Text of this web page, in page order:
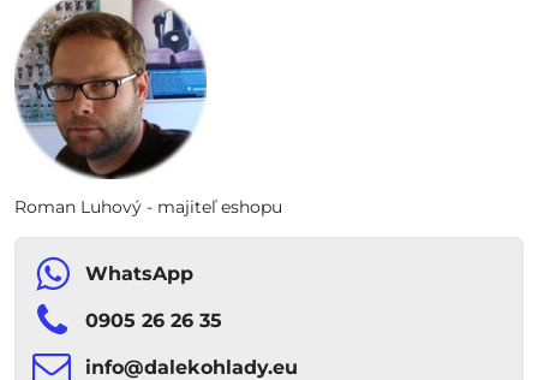
Roman Luhový - majiteľ eshopu
WhatsApp
0905 26 26 35
info​​@dalekohlady​​.eu